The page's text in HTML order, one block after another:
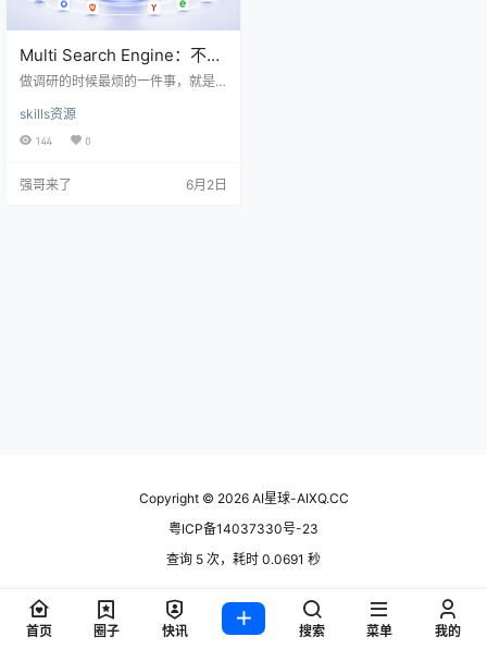
Multi Search Engine：不用
API 密钥聚合 16 个搜索引擎
做调研的时候最烦的一件事，就是
ey。Google 要密钥，Bing 要密
钥，DuckDuckGo 虽然不要但也要
配置卡住了 前几天在 ClawHub 翻
skills资源
144 0
强哥来了 6月2日
Copyright © 2026AI星球-AIXQ.CC
粤ICP备14037330号-23
查询 5 次，耗时 0.0691 秒
首页 圈子 快讯 搜索 菜单 我的